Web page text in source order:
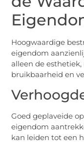
Hoogwaardige
eigendom
alleen de
bruikbaarheid en
Goed geplaveide
eigendom
kan leiden tot een